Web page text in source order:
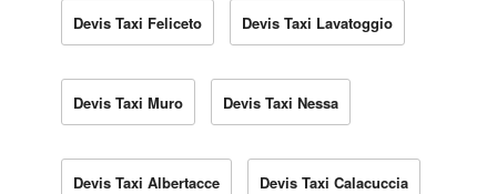
Devis Taxi Feliceto Devis Taxi Lavatoggio
Devis Taxi Muro Devis Taxi Nessa
Devis Taxi Albertacce Devis Taxi Calacuccia